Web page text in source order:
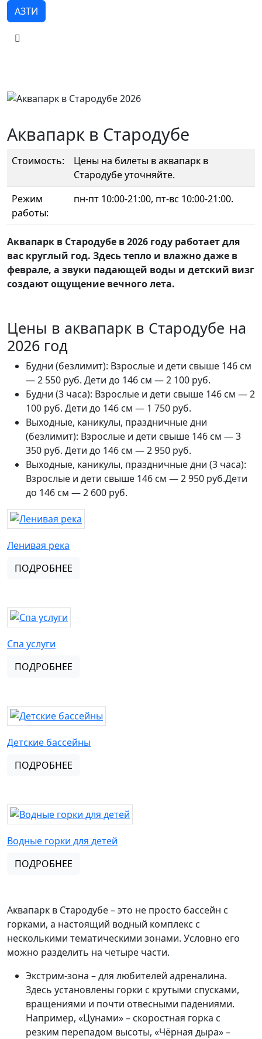
АЗТИ
Аквапарк в Стародубе
Стоимость:
Цены на билеты в аквапарк в
Стародубе уточняйте.
Режим
работы:
пн-пт 10:00-21:00, пт-вс 10:00-21:00.
Аквапарк в Стародубе в 2026 году работает для
вас круглый год. Здесь тепло и влажно даже в
феврале, а звуки падающей воды и детский визг
создают ощущение вечного лета.
Цены в аквапарк в Стародубе на
2026 год
Будни (безлимит): Взрослые и дети свыше 146 см
— 2 550 руб. Дети до 146 см — 2 100 руб.
Будни (3 часа): Взрослые и дети свыше 146 см — 2
100 руб. Дети до 146 см — 1 750 руб.
Выходные, каникулы, праздничные дни
(безлимит): Взрослые и дети свыше 146 см — 3
350 руб. Дети до 146 см — 2 950 руб.
Выходные, каникулы, праздничные дни (3 часа):
Взрослые и дети свыше 146 см — 2 950 руб.Дети
до 146 см — 2 600 руб.
Ленивая река
ПОДРОБНЕЕ
Спа услуги
ПОДРОБНЕЕ
Детские бассейны
ПОДРОБНЕЕ
Водные горки для детей
ПОДРОБНЕЕ
Аквапарк в Стародубе – это не просто бассейн с
горками, а настоящий водный комплекс с
несколькими тематическими зонами. Условно его
можно разделить на четыре части.
Экстрим-зона – для любителей адреналина.
Здесь установлены горки с крутыми спусками,
вращениями и почти отвесными падениями.
Например, «Цунами» – скоростная горка с
резким перепадом высоты, «Чёрная дыра» –